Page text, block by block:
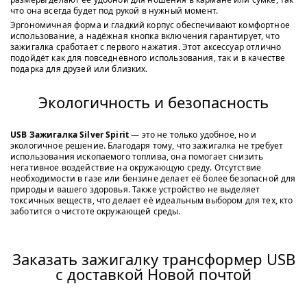
что она всегда будет под рукой в нужный момент.
Эргономичная форма и гладкий корпус обеспечивают комфортное
использование, а надёжная кнопка включения гарантирует, что
зажигалка сработает с первого нажатия. Этот аксессуар отлично
подойдёт как для повседневного использования, так и в качестве
подарка для друзей или близких.
Экологичность и безопасность
USB Зажигалка Silver Spirit— это не только удобное, но и
экологичное решение. Благодаря тому, что зажигалка не требует
использования ископаемого топлива, она помогает снизить
негативное воздействие на окружающую среду. Отсутствие
необходимости в газе или бензине делает её более безопасной для
природы и вашего здоровья. Также устройство не выделяет
токсичных веществ, что делает её идеальным выбором для тех, кто
заботится о чистоте окружающей среды.
Заказать зажигалку трансформер USB
с доставкой Новой почтой